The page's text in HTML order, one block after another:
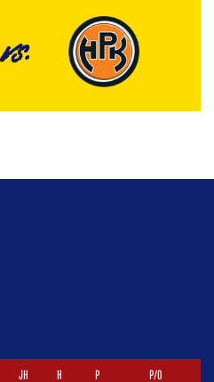
VS.
JH H P P/O